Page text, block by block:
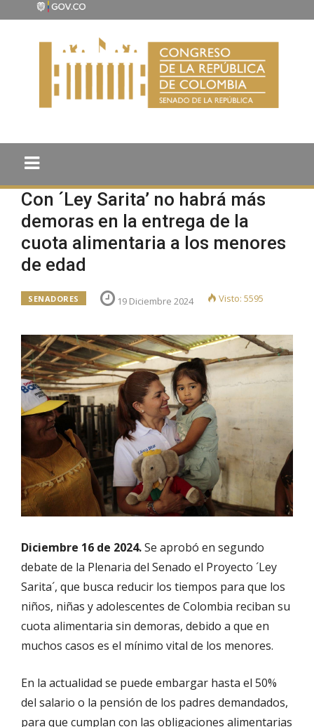
Con ´Ley Sarita’ no habrá más
demoras en la entrega de la
cuota alimentaria a los menores
de edad
SENADORES 19 Diciembre 2024 Visto: 5595
Diciembre 16 de 2024.Se aprobó en segundo
debate de la Plenaria del Senado el Proyecto ´Ley
Sarita´, que busca reducir los tiempos para que los
niños, niñas y adolescentes de Colombia reciban su
cuota alimentaria sin demoras, debido a que en
muchos casos es el mínimo vital de los menores.
En la actualidad se puede embargar hasta el 50%
del salario o la pensión de los padres demandados,
para que cumplan con las obligaciones alimentarias